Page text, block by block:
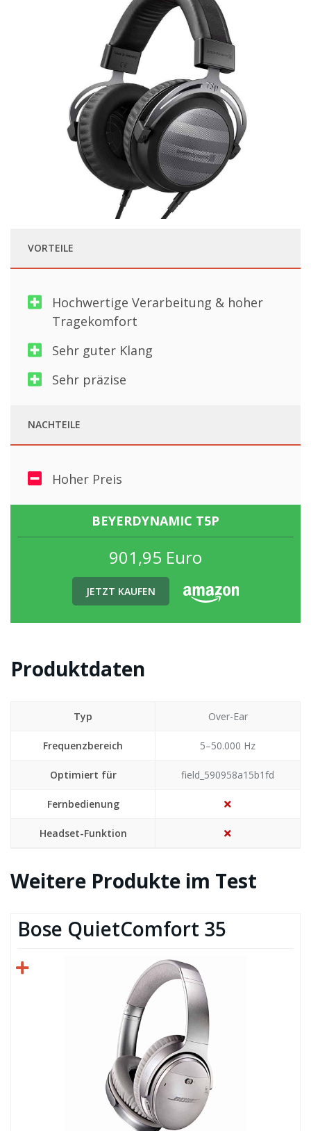
VORTEILE
Hochwertige Verarbeitung & hoher
Tragekomfort
Sehr guter Klang
Sehr präzise
NACHTEILE
Hoher Preis
BEYERDYNAMIC T5P
901,95 Euro
JETZT KAUFEN
Produktdaten
Typ Over-Ear
Frequenzbereich 5–50.000 Hz
Optimiert für field_590958a15b1fd
Fernbedienung
Headset-Funktion
Weitere Produkte im Test
Bose QuietComfort 35